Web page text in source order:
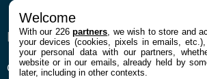
ENTREPRISE
Confidentialité et Cookies
À
Contact
Welcome
With our 226partners , we wish to store and
your devices (cookies, pixels in emails,
your personal data with our partners,
website or in our emails, already held by
later, including in other contexts.